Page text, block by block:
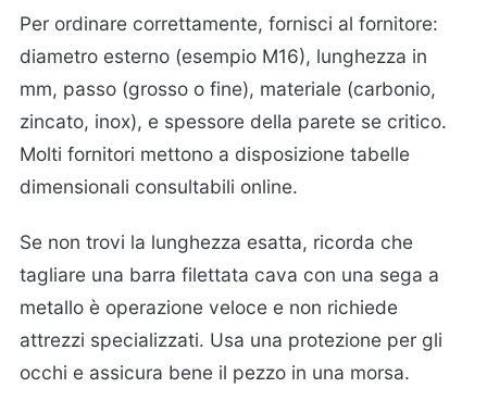
Per ordinare correttamente, fornisci al fornitore:
diametro esterno (esempio M16), lunghezza in
mm, passo (grosso o fine), materiale (carbonio,
zincato, inox), e spessore della parete se critico.
Molti fornitori mettono a disposizione tabelle
dimensionali consultabili online.
Se non trovi la lunghezza esatta, ricorda che
tagliare una barra filettata cava con una sega a
metallo è operazione veloce e non richiede
attrezzi specializzati. Usa una protezione per gli
occhi e assicura bene il pezzo in una morsa.